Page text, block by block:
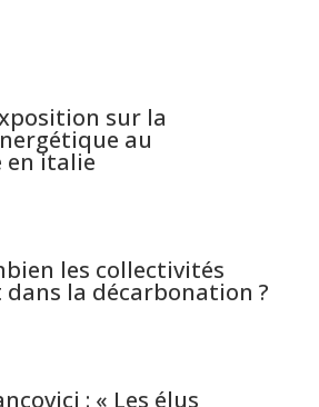
sur la
au
en italie
les collectivités
la décarbonation ?
: « Les élus